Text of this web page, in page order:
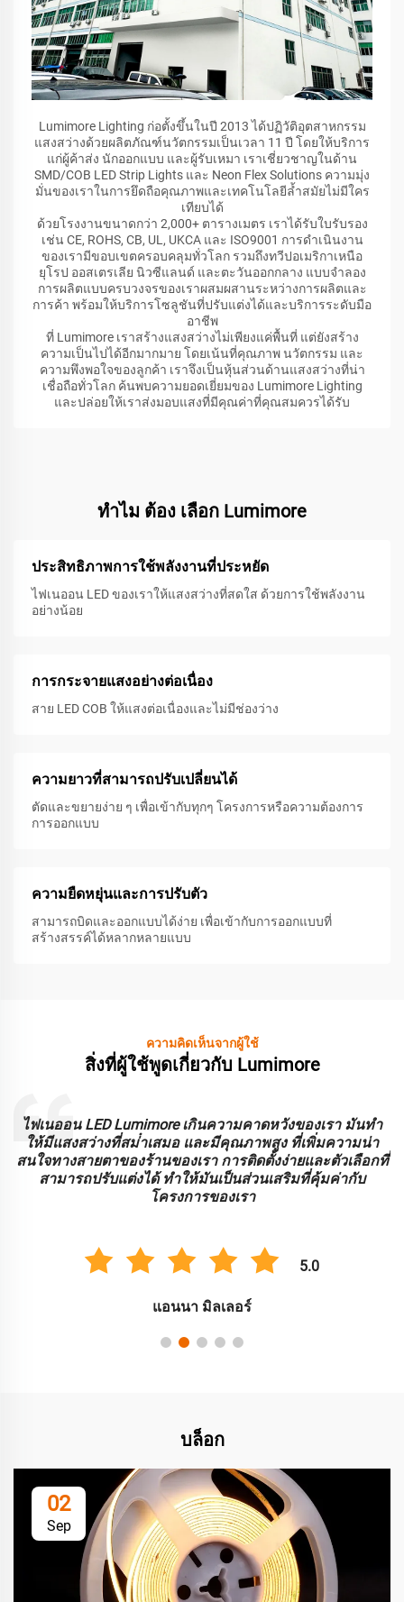
Lumimore Lighting ก่อตั้งขึ้นในปี 2013 ได้ปฏิวัติอุตสาหกรรม
แสงสว่างด้วยผลิตภัณฑ์นวัตกรรมเป็นเวลา 11 ปี โดยให้บริการ
แก่ผู้ค้าส่ง นักออกแบบ และผู้รับเหมา เราเชี่ยวชาญในด้าน
SMD/COB LED Strip Lights และ Neon Flex Solutions ความมุ่ง
มั่นของเราในการยึดถือคุณภาพและเทคโนโลยีล้ำสมัยไม่มีใคร
เทียบได้
ด้วยโรงงานขนาดกว่า 2,000+ ตารางเมตร เราได้รับใบรับรอง
เช่น CE, ROHS, CB, UL, UKCA และ ISO9001 การดำเนินงาน
ของเรามีขอบเขตครอบคลุมทั่วโลก รวมถึงทวีปอเมริกาเหนือ
ยุโรป ออสเตรเลีย นิวซีแลนด์ และตะวันออกกลาง แบบจำลอง
การผลิตแบบครบวงจรของเราผสมผสานระหว่างการผลิตและ
การค้า พร้อมให้บริการโซลูชันที่ปรับแต่งได้และบริการระดับมือ
อาชีพ
ที่ Lumimore เราสร้างแสงสว่างไม่เพียงแค่พื้นที่ แต่ยังสร้าง
ความเป็นไปได้อีกมากมาย โดยเน้นที่คุณภาพ นวัตกรรม และ
ความพึงพอใจของลูกค้า เราจึงเป็นหุ้นส่วนด้านแสงสว่างที่น่า
เชื่อถือทั่วโลก ค้นพบความยอดเยี่ยมของ Lumimore Lighting
และปล่อยให้เราส่งมอบแสงที่มีคุณค่าที่คุณสมควรได้รับ
ทําไม ต้อง เลือก Lumimore
ประสิทธิภาพการใช้พลังงานที่ประหยัด
ไฟเนออน LED ของเราให้แสงสว่างที่สดใส ด้วยการใช้พลังงาน
อย่างน้อย
การกระจายแสงอย่างต่อเนื่อง
สาย LED COB ให้แสงต่อเนื่องและไม่มีช่องว่าง
ความยาวที่สามารถปรับเปลี่ยนได้
ตัดและขยายง่าย ๆ เพื่อเข้ากับทุกๆ โครงการหรือความต้องการ
การออกแบบ
ความยืดหยุ่นและการปรับตัว
สามารถบิดและออกแบบได้ง่าย เพื่อเข้ากับการออกแบบที่
สร้างสรรค์ได้หลากหลายแบบ
ความคิดเห็นจากผู้ใช้
สิ่งที่ผู้ใช้พูดเกี่ยวกับ Lumimore
ไฟเนออน LED Lumimore เกินความคาดหวังของเรา มันทํา
ให้มีแสงสว่างที่สม่ําเสมอ และมีคุณภาพสูง ที่เพิ่มความน่า
สนใจทางสายตาของร้านของเรา การติดตั้งง่ายและตัวเลือกที่
สามารถปรับแต่งได้ ทําให้มันเป็นส่วนเสริมที่คุ้มค่ากับ
โครงการของเรา
5.0
แอนนา มิลเลอร์
บล็อก
02
Sep